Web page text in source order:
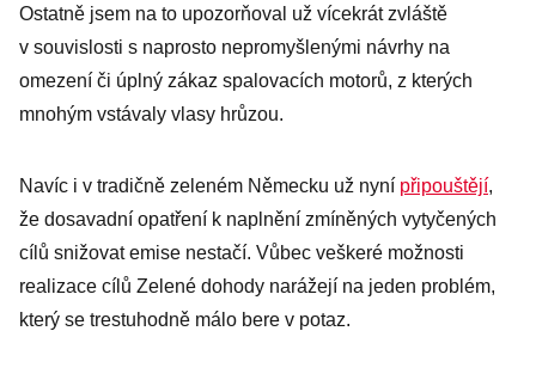
Ostatně jsem na to upozorňoval už vícekrát zvláště
v souvislosti s naprosto nepromyšlenými návrhy na
omezení či úplný zákaz spalovacích motorů, z kterých
mnohým vstávaly vlasy hrůzou.
Navíc i v tradičně zeleném Německu už nyní připouštějí,
že dosavadní opatření k naplnění zmíněných vytyčených
cílů snižovat emise nestačí. Vůbec veškeré možnosti
realizace cílů Zelené dohody narážejí na jeden problém,
který se trestuhodně málo bere v potaz.